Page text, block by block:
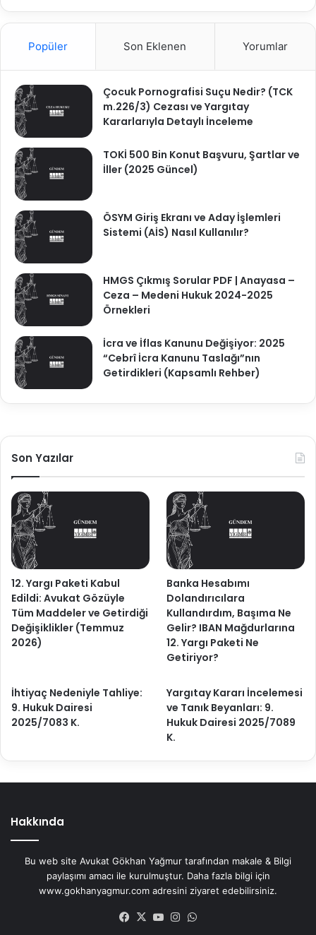
Popüler Son Eklenen Yorumlar
Çocuk Pornografisi Suçu Nedir? (TCK
m.226/3) Cezası ve Yargıtay
Kararlarıyla Detaylı İnceleme
TOKİ 500 Bin Konut Başvuru, Şartlar ve
İller (2025 Güncel)
ÖSYM Giriş Ekranı ve Aday İşlemleri
Sistemi (AİS) Nasıl Kullanılır?
HMGS Çıkmış Sorular PDF | Anayasa –
Ceza – Medeni Hukuk 2024-2025
Örnekleri
İcra ve İflas Kanunu Değişiyor: 2025
“Cebrî İcra Kanunu Taslağı”nın
Getirdikleri (Kapsamlı Rehber)
Son Yazılar
12. Yargı Paketi Kabul
Edildi: Avukat Gözüyle
Tüm Maddeler ve Getirdiği
Değişiklikler (Temmuz
2026)
Banka Hesabımı
Dolandırıcılara
Kullandırdım, Başıma Ne
Gelir? IBAN Mağdurlarına
12. Yargı Paketi Ne
Getiriyor?
İhtiyaç Nedeniyle Tahliye:
9. Hukuk Dairesi
2025/7083 K.
Yargıtay Kararı İncelemesi
ve Tanık Beyanları: 9.
Hukuk Dairesi 2025/7089
K.
Hakkında
Bu web site Avukat Gökhan Yağmur tarafından makale & Bilgi
paylaşımı amacı ile kurulmuştur. Daha fazla bilgi için
www.gokhanyagmur.com adresini ziyaret edebilirsiniz.
Facebook
X YouTubeInstagram